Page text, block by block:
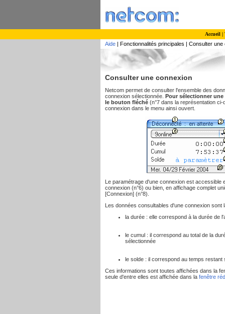
Accueil|
Aide | Fonctionnalités principales | Consulter une
Consulter une connexion
Netcom permet de consulter l'ensemble des
connexion sélectionnée. Pour sélectionner
le bouton fléché (n°7 dans la représentation
connexion dans le menu ainsi ouvert.
Le paramétrage d'une connexion est accessible
connexion (n°6) ou bien, en affichage complet
[Connexion] (n°8).
Les données consultables d'une connexion sont
la durée : elle correspond à la durée de
le cumul : il correspond au total de la
sélectionnée
le solde : il correspond au temps restant
Ces informations sont toutes affichées dans la
seule d'entre elles est affichée dans la fenêtre